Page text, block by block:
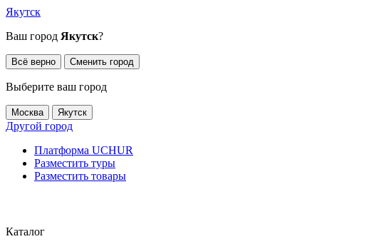
Якутск
Ваш город Якутск?
Всё верно Сменить город
Выберите ваш город
Москва Якутск
Другой город
Платформа UCHUR
Разместить туры
Разместить товары
Каталог